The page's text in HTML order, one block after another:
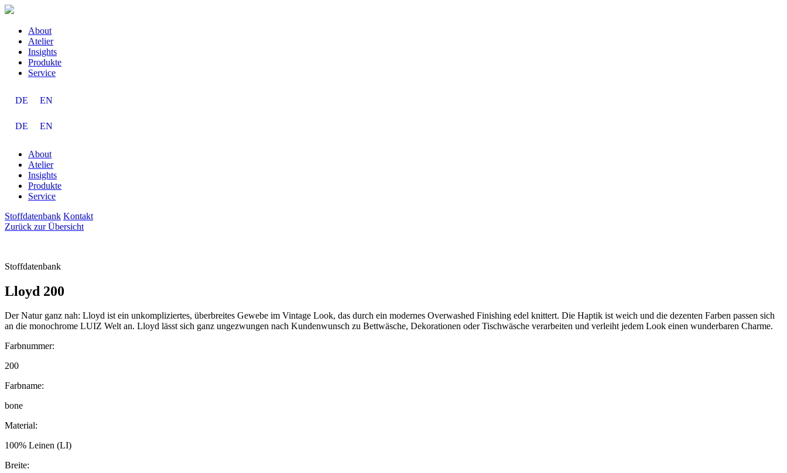
About
Atelier
Insights
Produkte
Service
DE EN
DE EN
About
Atelier
Insights
Produkte
Service
Stoffdatenbank Kontakt
Zurück zur Übersicht
Stoffdatenbank
Lloyd 200
Der Natur ganz nah: Lloyd ist ein unkompliziertes, überbreites Gewebe im Vintage Look, das durch ein modernes Overwashed Finishing edel knittert. Die Haptik ist weich und die dezenten Farben passen sich
an die monochrome LUIZ Welt an. Lloyd lässt sich ganz ungezwungen nach Kundenwunsch zu Bettwäsche, Dekorationen oder Tischwäsche verarbeiten und verleiht jedem Look einen wunderbaren Charme.
Farbnummer:
200
Farbname:
bone
Material:
100% Leinen (LI)
Breite: